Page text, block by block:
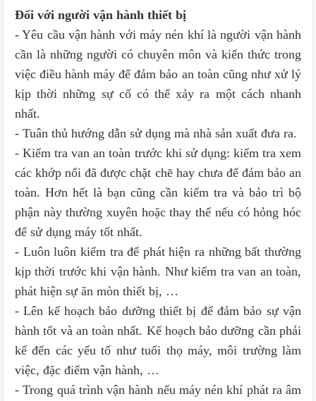
Đối với người vận hành thiết bị
- Yêu cầu vận hành với máy nén khí là người vận hành
cần là những người có chuyên môn và kiến thức trong
việc điều hành máy để đảm bảo an toàn cũng như xử lý
kịp thời những sự cố có thể xảy ra một cách nhanh
nhất.
- Tuân thủ hướng dẫn sử dụng mà nhà sản xuất đưa ra.
- Kiểm tra van an toàn trước khi sử dụng: kiểm tra xem
các khớp nối đã được chặt chẽ hay chưa để đảm bảo an
toàn. Hơn hết là bạn cũng cần kiểm tra và bảo trì bộ
phận này thường xuyên hoặc thay thế nếu có hỏng hóc
để sử dụng máy tốt nhất.
- Luôn luôn kiểm tra để phát hiện ra những bất thường
kịp thời trước khi vận hành. Như kiểm tra van an toàn,
phát hiện sự ăn mòn thiết bị, …
- Lên kế hoạch bảo dưỡng thiết bị để đảm bảo sự vận
hành tốt và an toàn nhất. Kế hoạch bảo dưỡng cần phải
kể đến các yếu tố như tuổi thọ máy, môi trường làm
việc, đặc điểm vận hành, …
- Trong quá trình vận hành nếu máy nén khí phát ra âm